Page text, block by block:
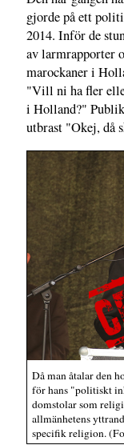
gjorde på ett
2014. Inför de
av larmrapporter
marockaner i
"Vill ni ha fler
i Holland?"
utbrast "Okej, då
Då man åtalar den
för hans "politiskt
domstolar som
allmänhetens
specifik religion.